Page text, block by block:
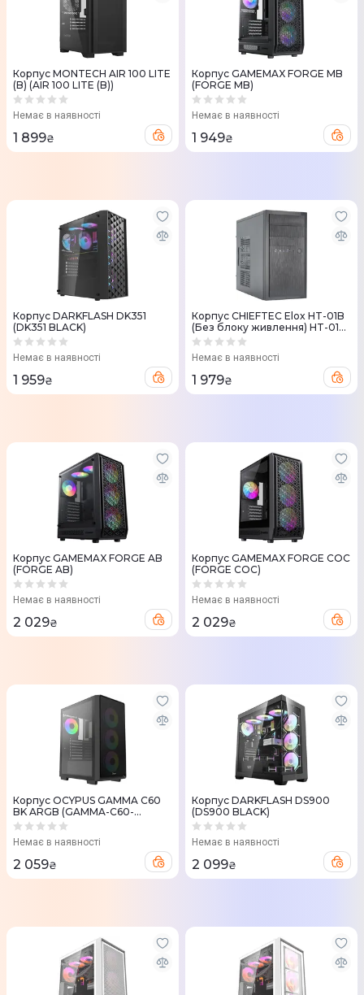
Корпус MONTECH AIR 100 LITE
(B) (AIR 100 LITE (B))
Немає в наявності
1 899₴
Корпус GAMEMAX FORGE MB
(FORGE MB)
Немає в наявності
1 949₴
Корпус DARKFLASH DK351
(DK351 BLACK)
Немає в наявності
1 959₴
Корпус CHIEFTEC Elox HT-01B
(Без блоку живлення) HT-01B-
OP
Немає в наявності
1 979₴
Корпус GAMEMAX FORGE AB
(FORGE AB)
Немає в наявності
2 029₴
Корпус GAMEMAX FORGE COC
(FORGE COC)
Немає в наявності
2 029₴
Корпус OCYPUS GAMMA C60
BK ARGB (GAMMA-C60-
BKG400XX-GL)
Немає в наявності
2 059₴
Корпус DARKFLASH DS900
(DS900 BLACK)
Немає в наявності
2 099₴